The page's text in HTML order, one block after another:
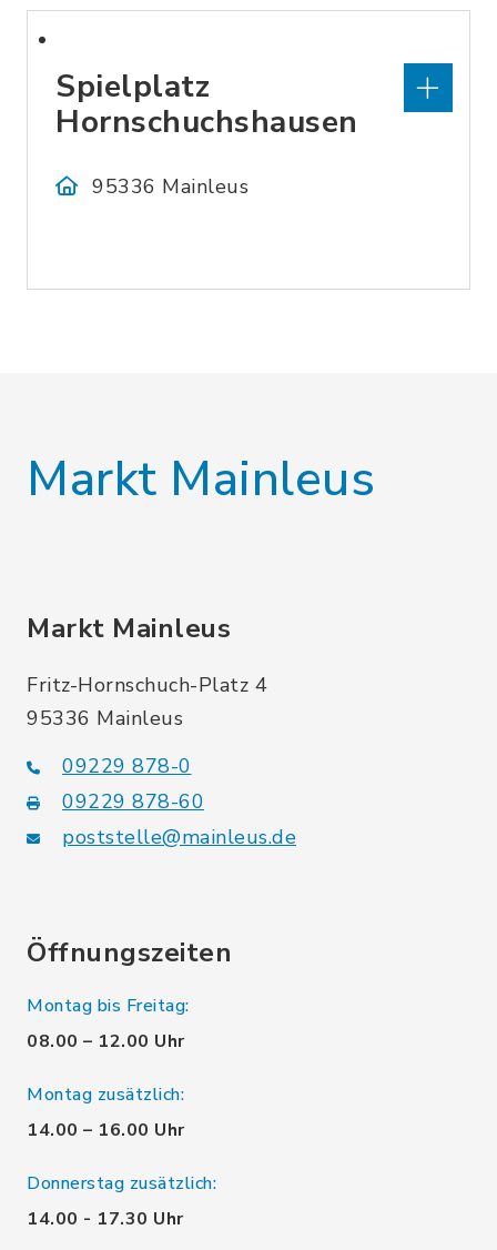
Spielplatz
Hornschuchshausen
95336 Mainleus
Markt Mainleus
Markt Mainleus
Fritz-Hornschuch-Platz 4
95336 Mainleus
09229 878-0
09229 878-60
poststelle@mainleus.de
Öffnungszeiten
Montag bis Freitag:
08.00 – 12.00 Uhr
Montag zusätzlich:
14.00 – 16.00 Uhr
Donnerstag zusätzlich:
14.00 - 17.30 Uhr